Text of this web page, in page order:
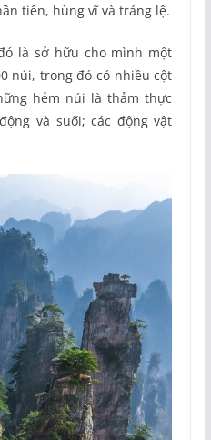
tiên, hùng vĩ và tráng lệ.
là sở hữu cho mình một
núi, trong đó có nhiều cột
hẻm núi là thảm thực
và suối; các động vật